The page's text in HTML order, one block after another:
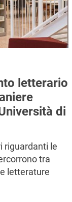
letterario
di
riguardanti le
tra
letterature